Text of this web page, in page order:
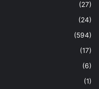
(27)
(24)
(594)
(17)
(6)
(1)